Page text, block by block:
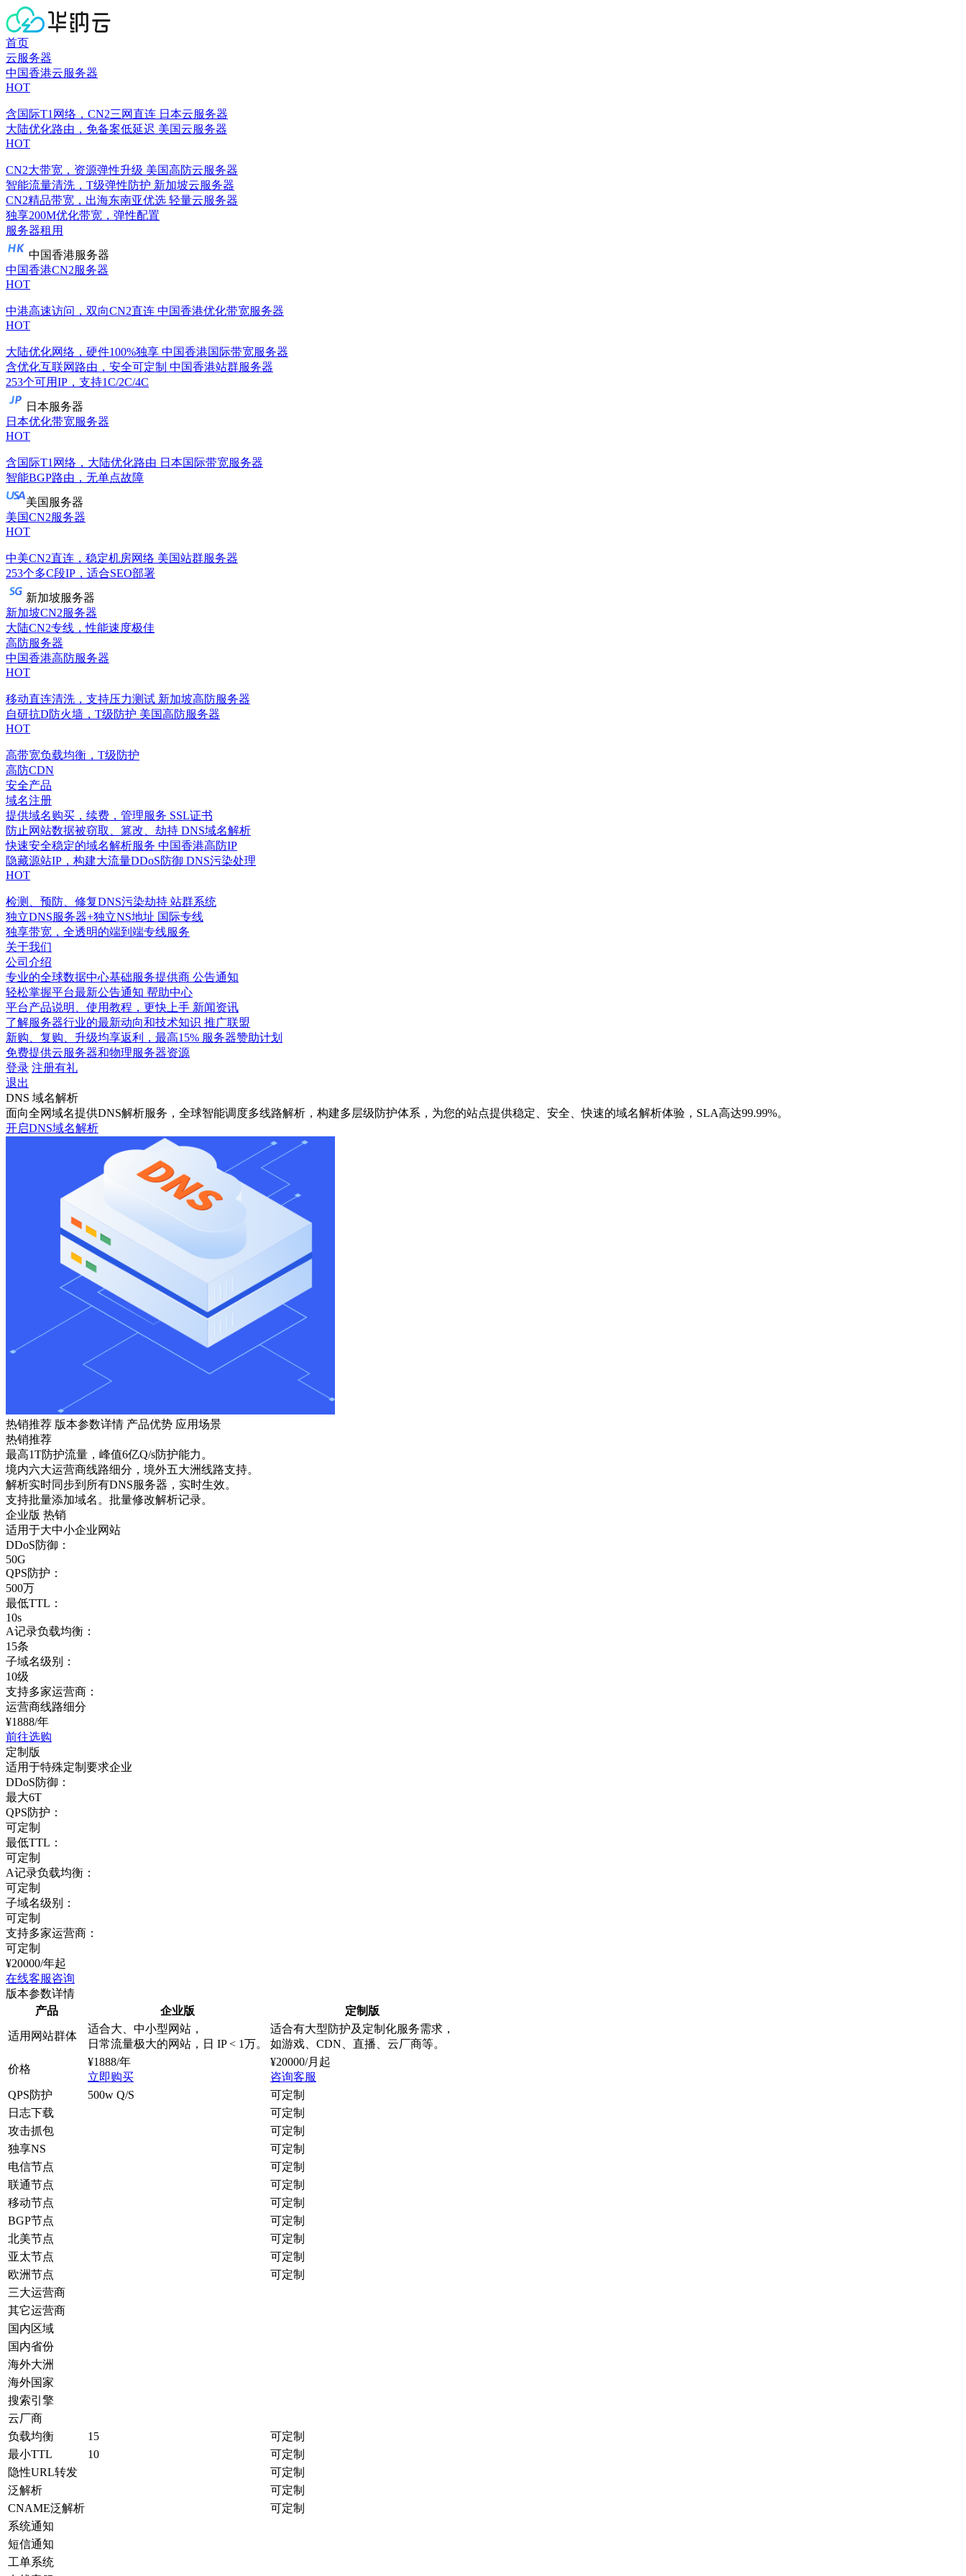
首页
云服务器
中国香港云服务器
HOT
含国际T1网络，CN2三网直连 日本云服务器
大陆优化路由，免备案低延迟 美国云服务器
HOT
CN2大带宽，资源弹性升级 美国高防云服务器
智能流量清洗，T级弹性防护 新加坡云服务器
CN2精品带宽，出海东南亚优选 轻量云服务器
独享200M优化带宽，弹性配置
服务器租用
中国香港服务器
中国香港CN2服务器
HOT
中港高速访问，双向CN2直连 中国香港优化带宽服务器
HOT
大陆优化网络，硬件100%独享 中国香港国际带宽服务器
含优化互联网路由，安全可定制 中国香港站群服务器
253个可用IP，支持1C/2C/4C
日本服务器
日本优化带宽服务器
HOT
含国际T1网络，大陆优化路由 日本国际带宽服务器
智能BGP路由，无单点故障
美国服务器
美国CN2服务器
HOT
中美CN2直连，稳定机房网络 美国站群服务器
253个多C段IP，适合SEO部署
新加坡服务器
新加坡CN2服务器
大陆CN2专线，性能速度极佳
高防服务器
中国香港高防服务器
HOT
移动直连清洗，支持压力测试 新加坡高防服务器
自研抗D防火墙，T级防护 美国高防服务器
HOT
高带宽负载均衡，T级防护
高防CDN
安全产品
域名注册
提供域名购买，续费，管理服务 SSL证书
防止网站数据被窃取、篡改、劫持 DNS域名解析
快速安全稳定的域名解析服务 中国香港高防IP
隐藏源站IP，构建大流量DDoS防御 DNS污染处理
HOT
检测、预防、修复DNS污染劫持 站群系统
独立DNS服务器+独立NS地址 国际专线
独享带宽，全透明的端到端专线服务
关于我们
公司介绍
专业的全球数据中心基础服务提供商 公告通知
轻松掌握平台最新公告通知 帮助中心
平台产品说明、使用教程，更快上手 新闻资讯
了解服务器行业的最新动向和技术知识 推广联盟
新购、复购、升级均享返利，最高15% 服务器赞助计划
免费提供云服务器和物理服务器资源
登录 注册有礼
退出
DNS 域名解析
面向全网域名提供DNS解析服务，全球智能调度多线路解析，构建多层级防护体系，为您的站点提供稳定、安全、快速的域名解析体验，SLA高达99.99%。
开启DNS域名解析
热销推荐 版本参数详情 产品优势 应用场景
热销推荐
最高1T防护流量，峰值6亿Q/s防护能力。
境内六大运营商线路细分，境外五大洲线路支持。
解析实时同步到所有DNS服务器，实时生效。
支持批量添加域名。批量修改解析记录。
企业版 热销
适用于大中小企业网站
DDoS防御：
50G
QPS防护：
500万
最低TTL：
10s
A记录负载均衡：
15条
子域名级别：
10级
支持多家运营商：
运营商线路细分
¥1888/年
前往选购
定制版
适用于特殊定制要求企业
DDoS防御：
最大6T
QPS防护：
可定制
最低TTL：
可定制
A记录负载均衡：
可定制
子域名级别：
可定制
支持多家运营商：
可定制
¥20000/年起
在线客服咨询
版本参数详情
产品
企业版 定制版
适用网站群体
适合大、中小型网站，
日常流量极大的网站，日 IP < 1万。
适合有大型防护及定制化服务需求，
如游戏、CDN、直播、云厂商等。
价格
¥1888/年
立即购买
¥20000/月起
咨询客服
QPS防护
500w Q/S
可定制
日志下载
可定制
攻击抓包
可定制
独享NS
可定制
电信节点
可定制
联通节点
可定制
移动节点
可定制
BGP节点
可定制
北美节点
可定制
亚太节点
可定制
欧洲节点
可定制
三大运营商
其它运营商
国内区域
国内省份
海外大洲
海外国家
搜索引擎
云厂商
负载均衡
15
可定制
最小TTL
10
可定制
隐性URL转发
可定制
泛解析
可定制
CNAME泛解析
可定制
系统通知
短信通知
工单系统